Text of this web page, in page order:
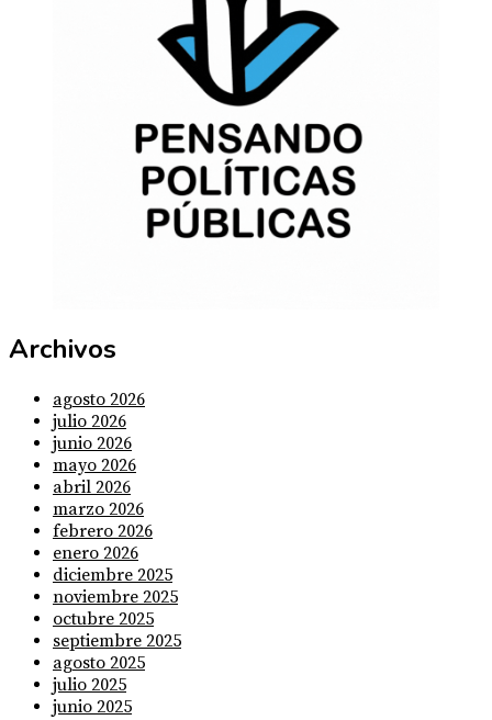
Archivos
agosto 2026
julio 2026
junio 2026
mayo 2026
abril 2026
marzo 2026
febrero 2026
enero 2026
diciembre 2025
noviembre 2025
octubre 2025
septiembre 2025
agosto 2025
julio 2025
junio 2025